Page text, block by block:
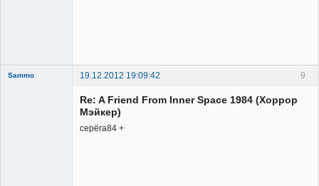
9
Sammo
19.12.2012 19:09:42
Re: A Friend From Inner Space 1984 (Хоррор
Мэйкер)
серёга84 +